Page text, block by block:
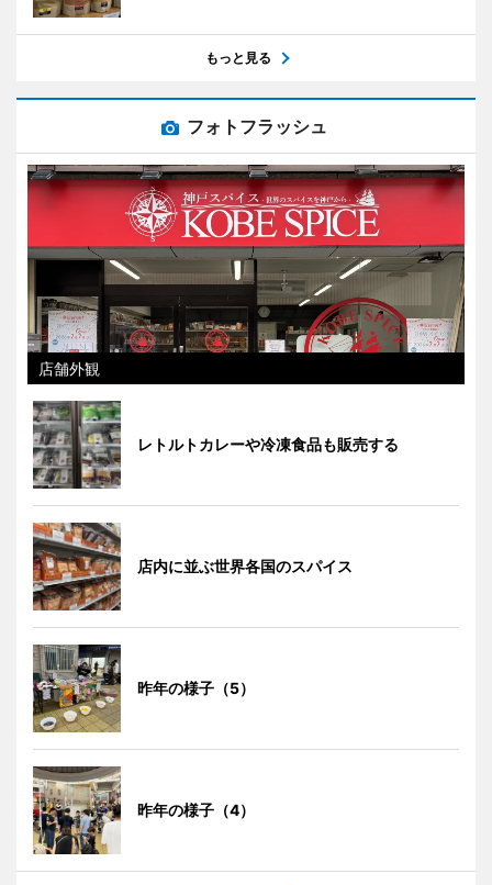
もっと見る
フォトフラッシュ
店舗外観
レトルトカレーや冷凍食品も販売する
店内に並ぶ世界各国のスパイス
昨年の様子（5）
昨年の様子（4）